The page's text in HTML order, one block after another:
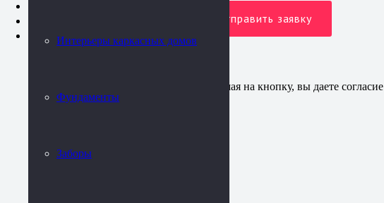
Нажимая на кнопку, вы даете
Интерьеры каркасных домов
Фундаменты
Заборы